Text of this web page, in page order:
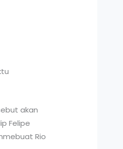
akan
Felipe
Rio